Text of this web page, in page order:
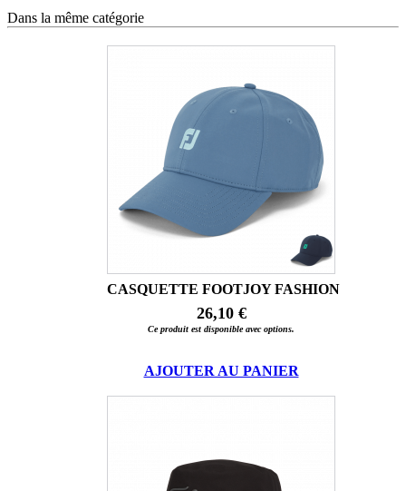
Dans la même catégorie
CASQUETTE FOOTJOY FASHION
26,10 €
Ce produit est disponible avec options.
AJOUTER AU PANIER